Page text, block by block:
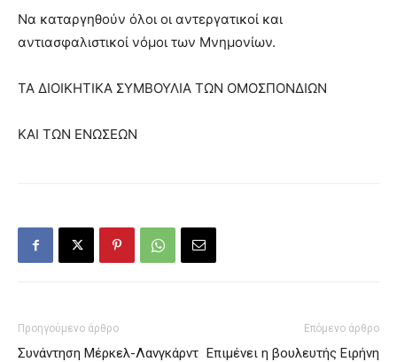
Να καταργηθούν όλοι οι αντεργατικοί και
αντιασφαλιστικοί νόμοι των Μνημονίων.
ΤΑ ΔΙΟΙΚΗΤΙΚΑ ΣΥΜΒΟΥΛΙΑ ΤΩΝ ΟΜΟΣΠΟΝΔΙΩΝ
ΚΑΙ ΤΩΝ ΕΝΩΣΕΩΝ
Προηγούμενο άρθρο
Συνάντηση Μέρκελ-Λανγκάρντ
Επόμενο άρθρο
Επιμένει η βουλευτής Ειρήνη